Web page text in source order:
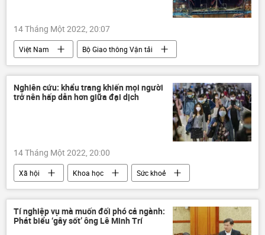
14 Tháng Một 2022, 20:07
Việt Nam
Bộ Giao thông Vận tải
cao tốc Bắc – Nam
Nguyễn Văn Thể
Bộ Công an Việt Nam
Nghiên cứu: khẩu trang khiến mọi người
trở nên hấp dẫn hơn giữa đại dịch
14 Tháng Một 2022, 20:00
Xã hội Khoa học Sức khoẻ
Tí nghiệp vụ mà muốn đối phó cả ngành:
Phát biểu ‘gây sốt’ ông Lê Minh Trí